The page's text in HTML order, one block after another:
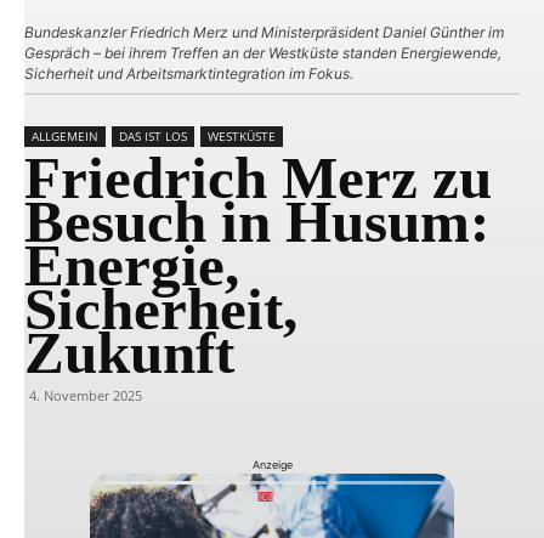
Bundeskanzler Friedrich Merz und Ministerpräsident Daniel Günther im
Gespräch – bei ihrem Treffen an der Westküste standen Energiewende,
Sicherheit und Arbeitsmarktintegration im Fokus.
ALLGEMEIN DAS IST LOS WESTKÜSTE
Friedrich Merz zu
Besuch in Husum:
Energie,
Sicherheit,
Zukunft
4. November 2025
Anzeige